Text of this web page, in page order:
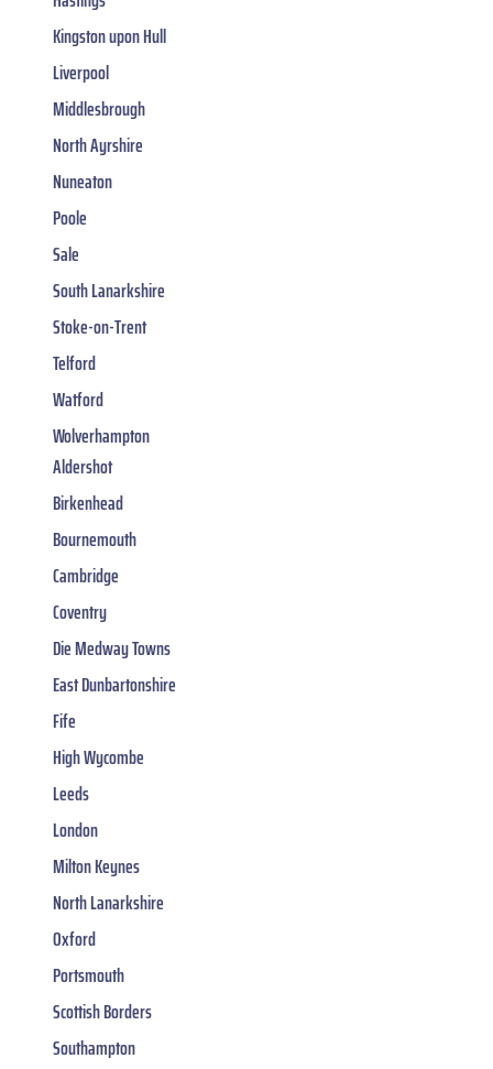
Kingston upon Hull
Liverpool
Middlesbrough
North Ayrshire
Nuneaton
Poole
Sale
South Lanarkshire
Stoke-on-Trent
Telford
Watford
Wolverhampton
Aldershot
Birkenhead
Bournemouth
Cambridge
Coventry
Die Medway Towns
East Dunbartonshire
Fife
High Wycombe
Leeds
London
Milton Keynes
North Lanarkshire
Oxford
Portsmouth
Scottish Borders
Southampton